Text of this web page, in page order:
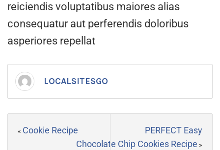
reiciendis voluptatibus maiores alias
consequatur aut perferendis doloribus
asperiores repellat
LOCALSITESGO
« Cookie Recipe
PERFECT Easy
Chocolate Chip Cookies Recipe »